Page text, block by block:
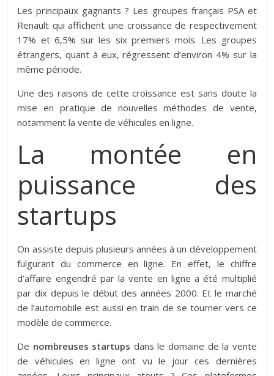
Les principaux gagnants ? Les groupes français PSA et
Renault qui affichent une croissance de respectivement
17% et 6,5% sur les six premiers mois. Les groupes
étrangers, quant à eux, régressent d’environ 4% sur la
même période.
Une des raisons de cette croissance est sans doute la
mise en pratique de nouvelles méthodes de vente,
notamment la vente de véhicules en ligne.
La montée en
puissance des
startups
On assiste depuis plusieurs années à un développement
fulgurant du commerce en ligne. En effet, le chiffre
d’affaire engendré par la vente en ligne a été multiplié
par dix depuis le début des années 2000. Et le marché
de l’automobile est aussi en train de se tourner vers ce
modèle de commerce.
De nombreuses startups dans le domaine de la vente
de véhicules en ligne ont vu le jour ces dernières